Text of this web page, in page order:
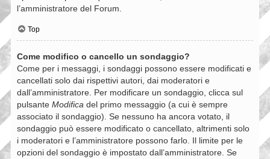
l’amministratore del Forum.
Top
Come modifico o cancello un sondaggio?
Come per i messaggi, i sondaggi possono essere modificati e
cancellati solo dai rispettivi autori, dai moderatori e
dall’amministratore. Per modificare un sondaggio, clicca sul
pulsante Modifica del primo messaggio (a cui è sempre
associato il sondaggio). Se nessuno ha ancora votato, il
sondaggio può essere modificato o cancellato, altrimenti solo
i moderatori e l’amministratore possono farlo. Il limite per le
opzioni del sondaggio è impostato dall’amministratore. Se